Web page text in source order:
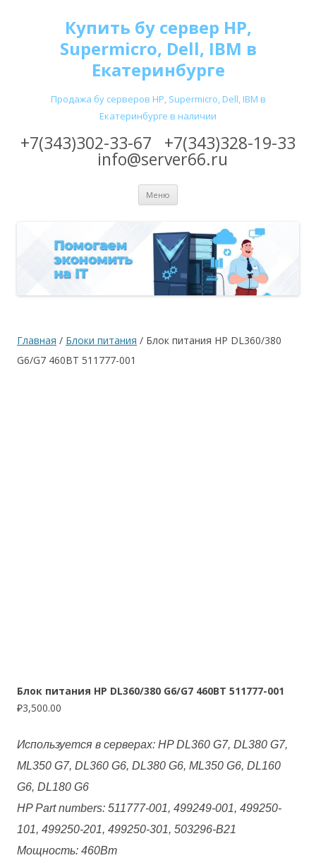
Купить бу сервер HP,
Supermicro, Dell, IBM в
Екатеринбурге
Продажа бу серверов HP, Supermicro, Dell, IBM в
Екатеринбурге в наличии
+7(343)302-33-67 +7(343)328-19-33
info@server66.ru
Меню
Главная / Блоки питания / Блок питания HP DL360/380
G6/G7 460ВТ 511777-001
Блок питания HP DL360/380 G6/G7 460ВТ 511777-001
₽3,500.00
Используется в серверах: HP DL360 G7, DL380 G7,
ML350 G7, DL360 G6, DL380 G6, ML350 G6, DL160
G6, DL180 G6
HP Part numbers: 511777-001, 499249-001, 499250-
101, 499250-201, 499250-301, 503296-B21
Мощность: 460Вт